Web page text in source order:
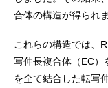
合体の構造が得られ
これらの構造では、
写伸長複合体（EC）
を全て結合した転写